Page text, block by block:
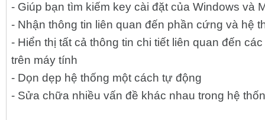
- Giúp bạn tìm kiếm key cài đặt của Windows và
- Nhận thông tin liên quan đến phần cứng và hệ
- Hiển thị tất cả thông tin chi tiết liên quan đến
trên máy tính
- Dọn dẹp hệ thống một cách tự động
- Sửa chữa nhiều vấn đề khác nhau trong hệ